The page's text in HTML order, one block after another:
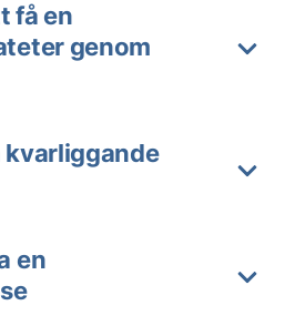
få en
genom
kvarliggande
en